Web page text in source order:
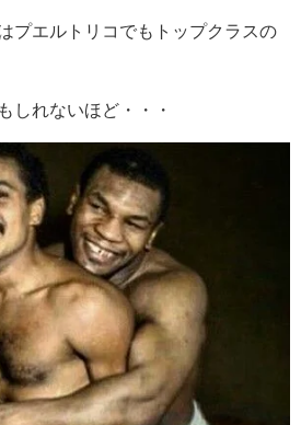
プエルトリコでもトップクラスの
しれないほど・・・